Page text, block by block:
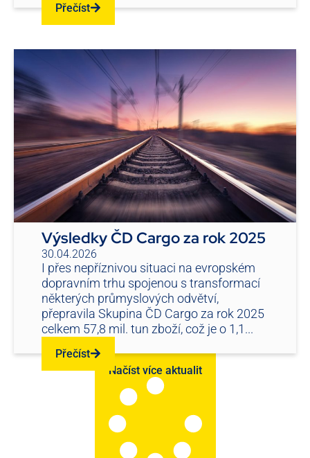
Přečíst
Výsledky ČD Cargo za rok 2025
30.04.2026
I přes nepříznivou situaci na evropském
dopravním trhu spojenou s transformací
některých průmyslových odvětví,
přepravila Skupina ČD Cargo za rok 2025
celkem 57,8 mil. tun zboží, což je o 1,1...
Přečíst
Načíst více aktualit